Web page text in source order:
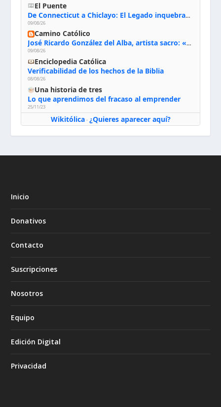
El Puente
De Connecticut a Chiclayo: El Legado inquebrantable de Monseñor Juan Tomis Stack
09/08/26
Camino Católico
José Ricardo González del Alba, artista sacro: «Yo oro, hablo con Dios, le pido al Espíritu Santo su inspiración y siempre pinto rezando el rosario para que sea Él quien actúe a través de mis manos»
09/08/26
Enciclopedia Católica
Verificabilidad de los hechos de la Biblia
08/08/26
Una historia de tres
Lo que aprendimos del fracaso al emprender
25/11/23
Wikitólica· ¿Quieres aparecer aquí?
Inicio
Donativos
Contacto
Suscripciones
Nosotros
Equipo
Edición Digital
Privacidad